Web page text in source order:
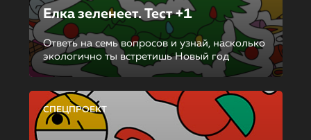
Елка зеленеет. Тест +1
Ответь на семь вопросов и узнай, насколько
экологично ты встретишь Новый год
СПЕЦПРОЕКТ